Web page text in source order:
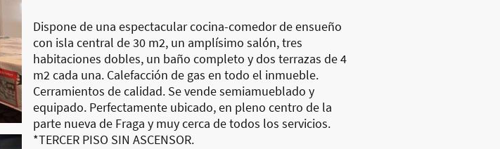
Dispone de una espectacular cocina-comedor de ensueño
con isla central de 30 m2, un amplísimo salón, tres
habitaciones dobles, un baño completo y dos terrazas de 4
m2 cada una. Calefacción de gas en todo el inmueble.
Cerramientos de calidad. Se vende semiamueblado y
equipado. Perfectamente ubicado, en pleno centro de la
parte nueva de Fraga y muy cerca de todos los servicios.
*TERCER PISO SIN ASCENSOR.